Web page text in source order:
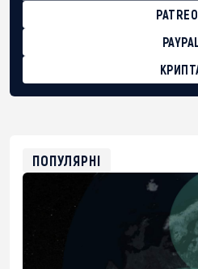
ПОПУЛЯРНІ